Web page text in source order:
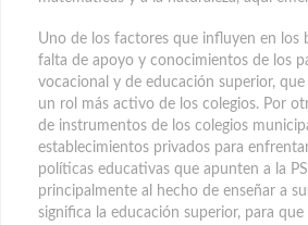
Uno de los factores que influyen en los
falta de apoyo y conocimientos de los
vocacional y de educación superior,
un rol más activo de los colegios. Por
de instrumentos de los colegios
establecimientos privados para
políticas educativas que apunten a la
principalmente al hecho de enseñar a
significa la educación superior, para